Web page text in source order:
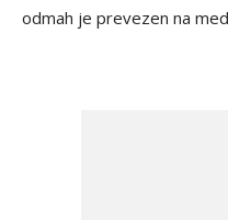
odmah je prevezen na